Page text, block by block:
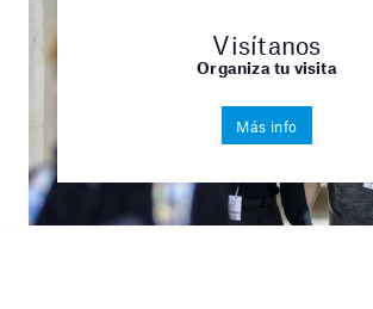
Visítanos
Organiza tu visita
Más info